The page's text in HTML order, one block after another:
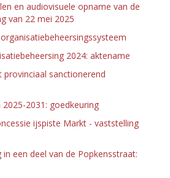
en audiovisuele opname van de
van 22 mei 2025
2024: aktename
provinciaal sanctionerend
2025-2031: goedkeuring
ijspiste Markt - vaststelling
een deel van de Popkensstraat: